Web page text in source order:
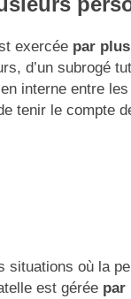
exercée par
d’un subrogé
interne entre
tenir le compte
situations où la
est gérée par